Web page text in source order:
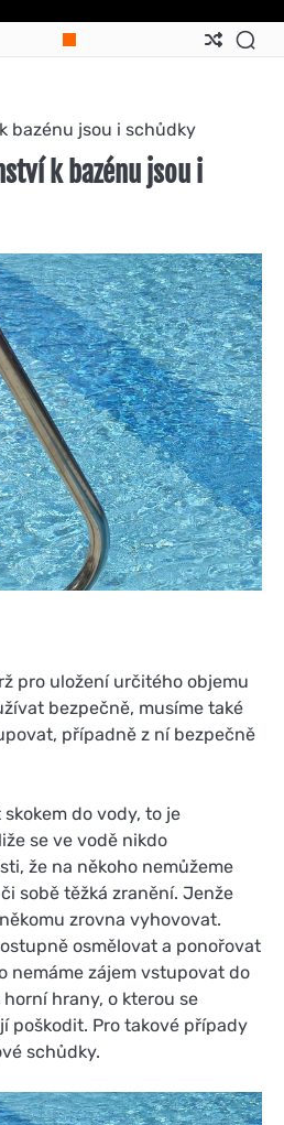
bazénu jsou i schůdky
k bazénu jsou i
pro uložení určitého objemu
bezpečně, musíme také
případně z ní bezpečně
do vody, to je
se ve vodě nikdo
že na někoho nemůžeme
sobě těžká zranění. Jenže
zrovna vyhovovat.
osmělovat a ponořovat
nemáme zájem vstupovat do
hrany, o kterou se
poškodit. Pro takové případy
schůdky.